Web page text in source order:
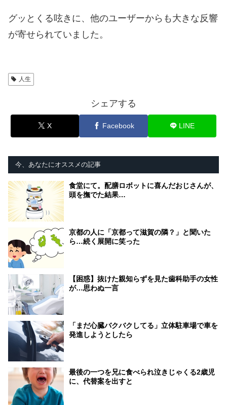
グッとくる呟きに、他のユーザーからも大きな反響
が寄せられていました。
人生
シェアする
X Facebook LINE
今、あなたにオススメの記事
食堂にて。配膳ロボットに喜んだおじさんが、
頭を撫でた結果…
京都の人に「京都って滋賀の隣？」と聞いた
ら…続く展開に笑った
【困惑】抜けた親知らずを見た歯科助手の女性
が…思わぬ一言
「まだ心臓バクバクしてる」立体駐車場で車を
発進しようとしたら
最後の一つを兄に食べられ泣きじゃくる2歳児
に、代替案を出すと